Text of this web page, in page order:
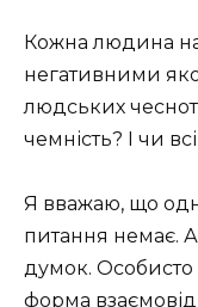
Кожна людина
негативними
людських
чемність? І чи
Я вважаю, що
питання немає.
думок. Особисто
форма